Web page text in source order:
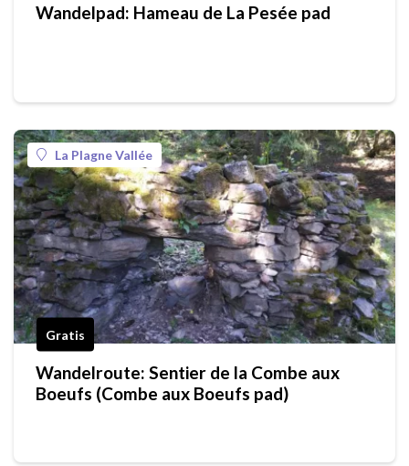
Wandelpad: Hameau de La Pesée pad
La Plagne Vallée
Gratis
Wandelroute: Sentier de la Combe aux
Boeufs (Combe aux Boeufs pad)